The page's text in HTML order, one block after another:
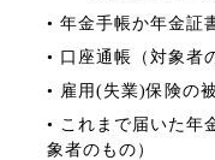
• 年金手帳か年金証
• 口座通帳（対象者
• 雇用(失業)保険の
• これまで届いた年
象者のもの）